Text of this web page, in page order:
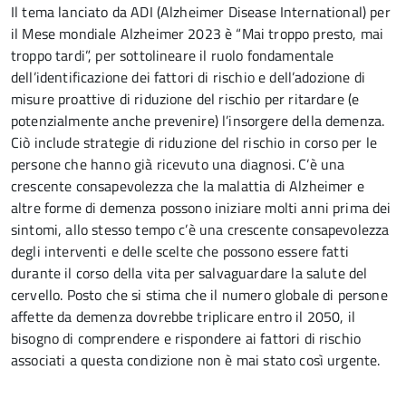
Il tema lanciato da ADI (Alzheimer Disease International) per
il Mese mondiale Alzheimer 2023 è “Mai troppo presto, mai
troppo tardi”, per sottolineare il ruolo fondamentale
dell’identificazione dei fattori di rischio e dell’adozione di
misure proattive di riduzione del rischio per ritardare (e
potenzialmente anche prevenire) l’insorgere della demenza.
Ciò include strategie di riduzione del rischio in corso per le
persone che hanno già ricevuto una diagnosi. C’è una
crescente consapevolezza che la malattia di Alzheimer e
altre forme di demenza possono iniziare molti anni prima dei
sintomi, allo stesso tempo c’è una crescente consapevolezza
degli interventi e delle scelte che possono essere fatti
durante il corso della vita per salvaguardare la salute del
cervello. Posto che si stima che il numero globale di persone
affette da demenza dovrebbe triplicare entro il 2050, il
bisogno di comprendere e rispondere ai fattori di rischio
associati a questa condizione non è mai stato così urgente.